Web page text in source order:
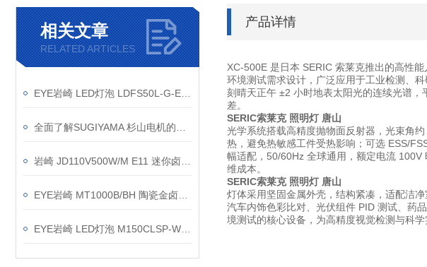
相关文章
RELATED ARTICLES
产品详情
XC-500E 是日本 SERIC 索莱克推出的高性
环境测试需求设计，广泛应用于工业检测、
刻晴天正午 ±2 小时地表太阳光的连续光谱
差。
SERIC索莱克 照明灯 唐山
光学系统搭载高精度抛物面反射器，光束角
热，避免热敏感工件受热影响；可选 ESS/
幅适配，50/60Hz 全球通用，额定电流
维成本。
SERIC索莱克 照明灯 唐山
灯体采用坚固金属外壳，结构紧凑，适配洁
汽车内饰色彩比对、光伏组件 PID 测试、药
境测试的核心设备，为高精度视觉检测与科学